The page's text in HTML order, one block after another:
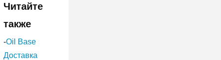
Читайте
также
-Oil Base
Доставка